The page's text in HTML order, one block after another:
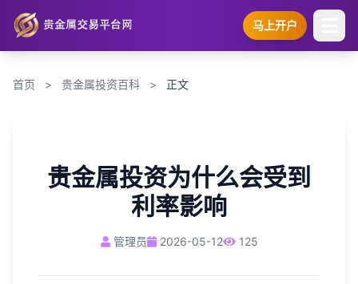
马上开户
首页 > 贵金属投资百科 > 正文
贵金属投资为什么会受到
利率影响
管理员 2026-05-12 125